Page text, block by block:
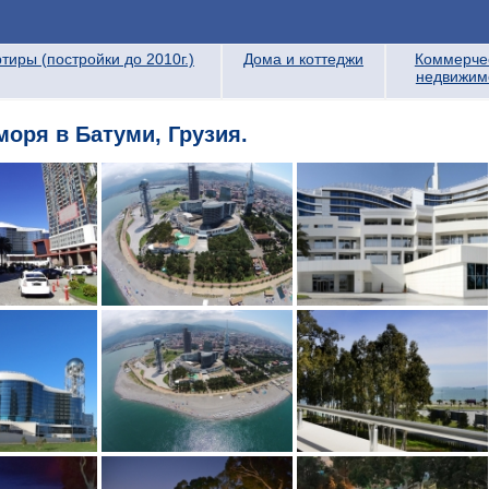
(постройки до 2010г.) Дома и коттеджи
в Батуми, Грузия.